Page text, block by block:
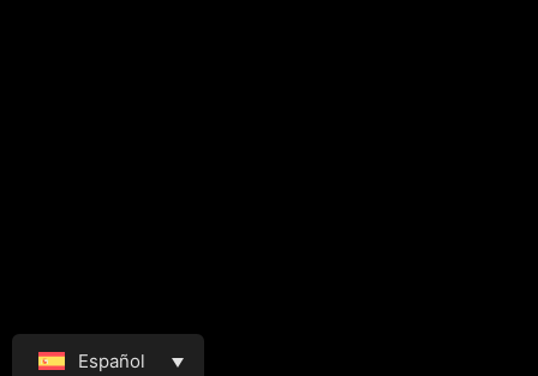
Español